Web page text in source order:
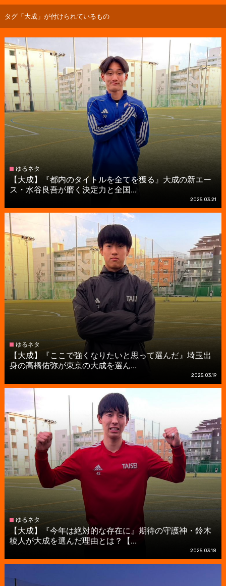
タグ「大成」が付けられているもの
ゆるネタ
【大成】『都内のタイトルを全てを獲る』大成の新エー
ス・水谷良吾が磨く決定力と全国...
2025.03.21
ゆるネタ
【大成】『ここで強くなりたいと思って選んだ』埼玉出
身の高橋佑弥が東京の大成を選ん...
2025.03.19
ゆるネタ
【大成】『今年は絶対的な存在に』期待の守護神・鈴木
稜人が大成を選んだ理由とは？【...
2025.03.18